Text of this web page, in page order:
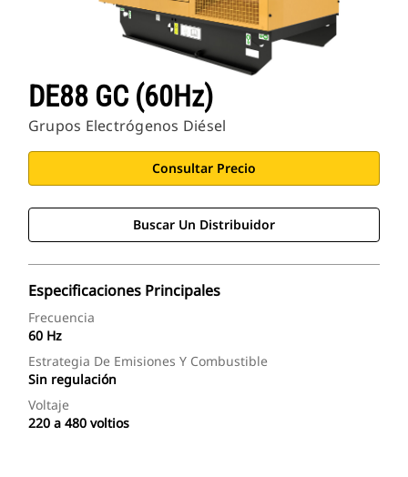
DE88 GC (60Hz)
Grupos Electrógenos Diésel
Consultar Precio
Buscar Un Distribuidor
Especificaciones Principales
Frecuencia
60 Hz
Estrategia De Emisiones Y Combustible
Sin regulación
Voltaje
220 a 480 voltios